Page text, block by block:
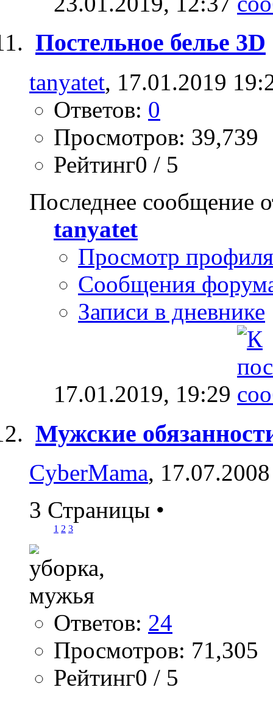
Постельное белье 3D
tanyatet, 17.01.2019
Ответов: 0
Просмотров: 39,739
Рейтинг0 / 5
Последнее сообщение
tanyatet
Просмотр профиля
Сообщения
Записи в дневнике
17.01.2019, 19:29
Мужские
CyberMama,
3 Страницы •
1 2 3
Ответов: 24
Просмотров: 71,305
Рейтинг0 / 5